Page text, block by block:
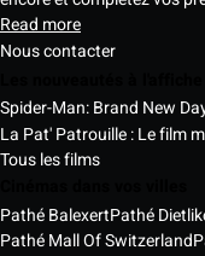
Read more
Nous contacter
Spider-Man: Brand New
La Pat' Patrouille : Le film
Tous les films
Pathé BalexertPathé
Pathé Mall Of Switzerland